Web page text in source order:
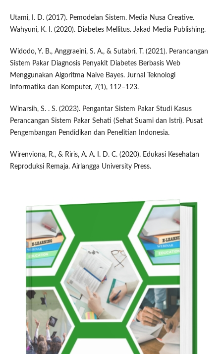
Utami, I. D. (2017). Pemodelan Sistem. Media Nusa Creative.
Wahyuni, K. I. (2020). Diabetes Mellitus. Jakad Media Publishing.
Widodo, Y. B., Anggraeini, S. A., & Sutabri, T. (2021). Perancangan
Sistem Pakar Diagnosis Penyakit Diabetes Berbasis Web
Menggunakan Algoritma Naive Bayes. Jurnal Teknologi
Informatika dan Komputer, 7(1), 112–123.
Winarsih, S. . S. (2023). Pengantar Sistem Pakar Studi Kasus
Perancangan Sistem Pakar Sehati (Sehat Suami dan Istri). Pusat
Pengembangan Pendidikan dan Penelitian Indonesia.
Wirenviona, R., & Riris, A. A. I. D. C. (2020). Edukasi Kesehatan
Reproduksi Remaja. Airlangga University Press.